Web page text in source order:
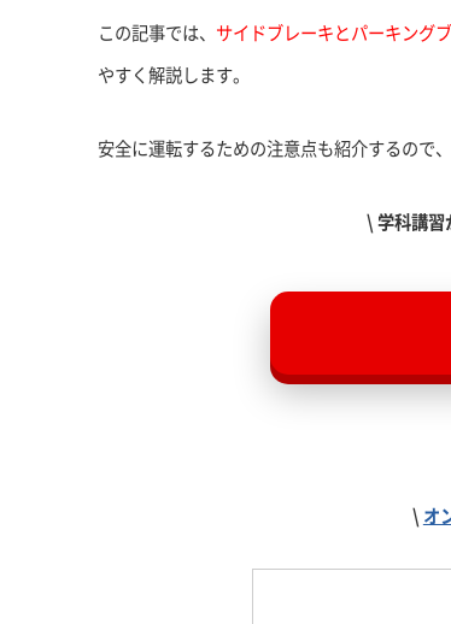
この記事では、 サイドブレーキとパーキング
やすく解説します。
安全に運転するための注意点も紹介するので
\ 学科講習
\ オ